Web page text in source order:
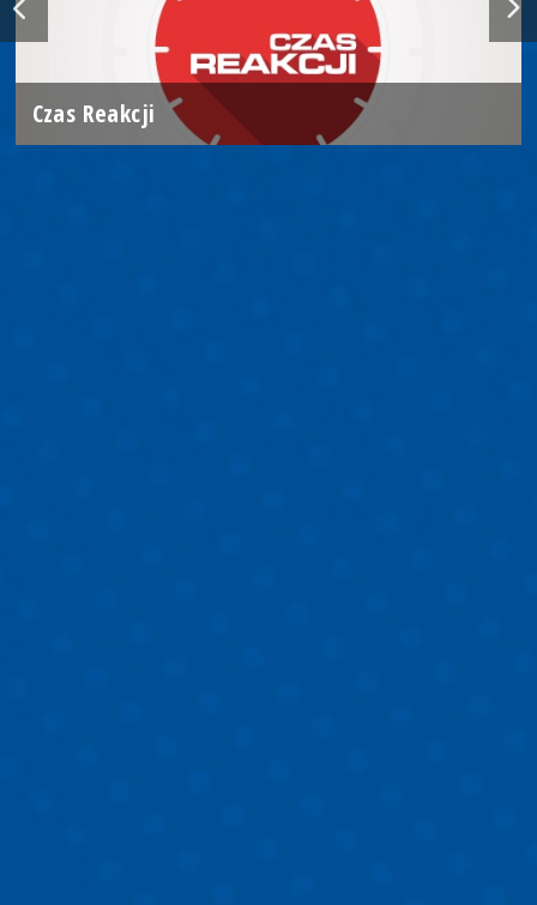
Czas Reakcji